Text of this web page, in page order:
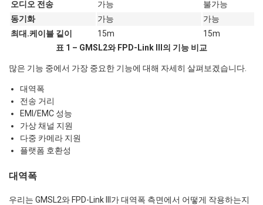
오디오 전송 가능
불가능
동기화
가능
가능
최대.케이블 깉이
15m
15m
표 1 – GMSL2와 FPD-Link III의 기능 비교
많은 기능 중에서 가장 중요한 기능에 대해 자세히 살펴보겠습니다.
대역폭
전송 거리
EMI/EMC 성능
가상 채널 지원
다중 카메라 지원
플랫폼 호환성
대역폭
우리는 GMSL2와 FPD-Link III가 대역폭 측면에서 어떻게 작용하는지